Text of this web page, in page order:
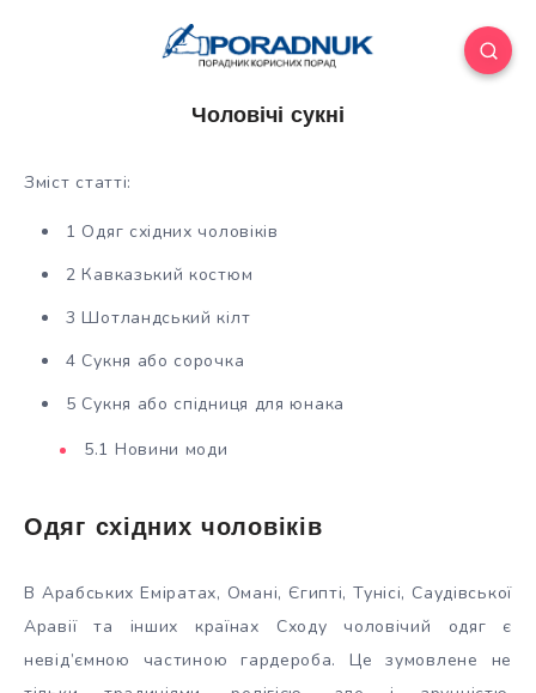
Чоловічі сукні
Зміст статті:
1 Одяг східних чоловіків
2 Кавказький костюм
3 Шотландський кілт
4 Сукня або сорочка
5 Сукня або спідниця для юнака
5.1 Новини моди
Одяг східних чоловіків
В Арабських Еміратах, Омані, Єгипті, Тунісі, Саудівської
Аравії та інших країнах Сходучоловічий одяг є
невід’ємною частиною гардероба. Це зумовлене не